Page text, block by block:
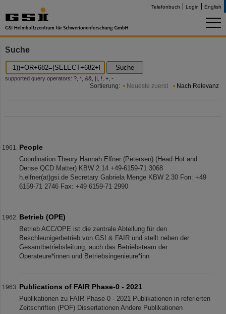
Telefonbuch Login English
Suche
Suche
supported query operators: ?, *, &&, ||, !, +, -
Sortierung: Neueste zuerst Nach Relevanz
People
Coordination Theory Hannah Elfner (Petersen) (Head Hot and
Dense QCD Matter) KBW 2.14 +49-6159-71 3068
h.elfner(at)gsi.de Secretary Gabriela Menge KBW 2.30 Fon: +49
6159-71 2746 Fax: +49 6159-71 2990
Betrieb (OPE)
Betrieb ACC/OPE ist die zentrale Abteilung für den
Beschleunigerbetrieb von GSI & FAIR und stellt neben der
Gesamtbetriebsleitung, auch das Betriebsteam der
Operateure*innen und Betriebsingenieure*inn
Publications of FAIR Phase-0 - 2021
Publikationen zu FAIR Phase-0 - 2021 Publikationen in referierten
Zeitschriften (POF) Dissertationen Andere Publikationen